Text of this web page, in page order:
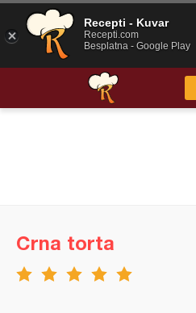
Crna torta
Recepti - Kuvar
Recepti.com
Besplatna - Google Play